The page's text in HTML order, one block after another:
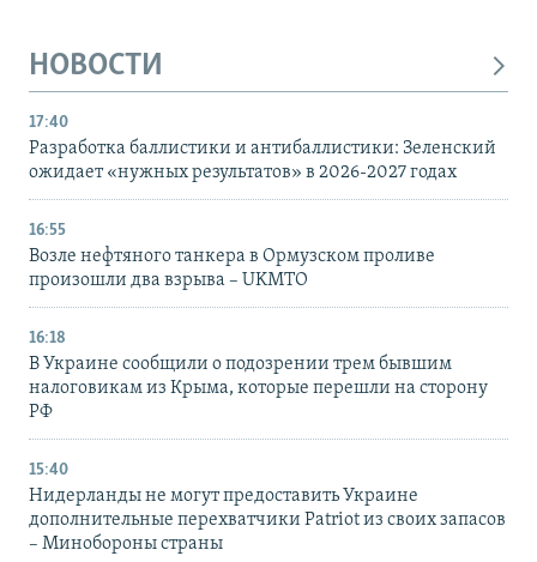
НОВОСТИ
17:40
Разработка баллистики и антибаллистики: Зеленский
ожидает «нужных результатов» в 2026-2027 годах
16:55
Возле нефтяного танкера в Ормузском проливе
произошли два взрыва – UKMTO
16:18
В Украине сообщили о подозрении трем бывшим
налоговикам из Крыма, которые перешли на сторону
РФ
15:40
Нидерланды не могут предоставить Украине
дополнительные перехватчики Patriot из своих запасов
– Минобороны страны